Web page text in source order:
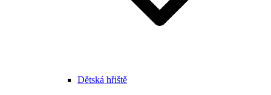
Dětská hřiště